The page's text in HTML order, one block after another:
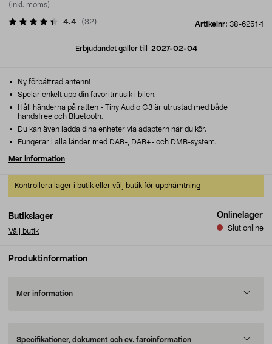
(inkl. moms)
Artikelnr: 38-6251-1
4.4 (32)
Erbjudandet gäller till 2027-02-04
Butikslager
Välj butik
Onlinelager
Slut online
Kontrollera lager i butik eller välj butik för upphämtning
Ny förbättrad antenn!
Spelar enkelt upp din favoritmusik i bilen.
Håll händerna på ratten - Tiny Audio C3 är utrustad med både
handsfree och Bluetooth.
Du kan även ladda dina enheter via adaptern när du kör.
Fungerar i alla länder med DAB-, DAB+- och DMB-system.
Mer information
Produktinformation
Mer information
Specifikationer, dokument och ev. faroinformation